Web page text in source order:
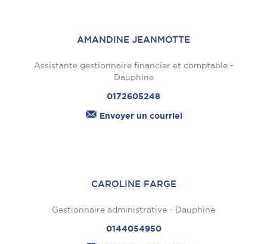
AMANDINE JEANMOTTE
Assistante gestionnaire financier et comptable -
Dauphine
0172605248
Envoyer un courriel
CAROLINE FARGE
Gestionnaire administrative - Dauphine
0144054950